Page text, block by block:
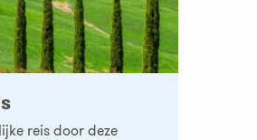
reis door deze